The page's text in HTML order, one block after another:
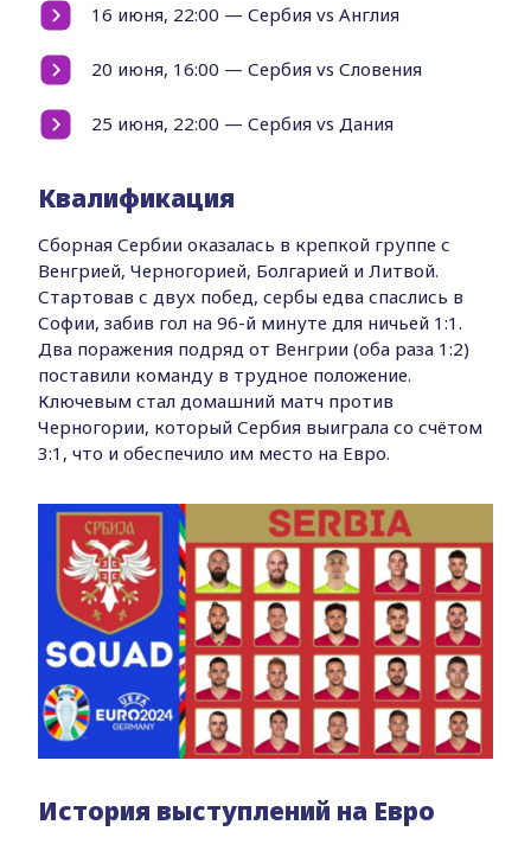
16 июня, 22:00 — Сербия vs Англия
20 июня, 16:00 — Сербия vs Словения
25 июня, 22:00 — Сербия vs Дания
Квалификация
Сборная Сербии оказалась в крепкой группе с
Венгрией, Черногорией, Болгарией и Литвой.
Стартовав с двух побед, сербы едва спаслись в
Софии, забив гол на 96-й минуте для ничьей 1:1.
Два поражения подряд от Венгрии (оба раза 1:2)
поставили команду в трудное положение.
Ключевым стал домашний матч против
Черногории, который Сербия выиграла со счётом
3:1, что и обеспечило им место на Евро.
История выступлений на Евро